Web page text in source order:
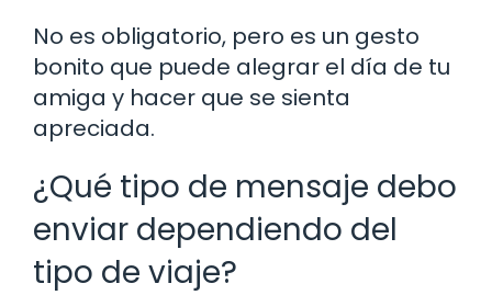
No es obligatorio, pero es un gesto
bonito que puede alegrar el día de tu
amiga y hacer que se sienta
apreciada.
¿Qué tipo de mensaje debo
enviar dependiendo del
tipo de viaje?